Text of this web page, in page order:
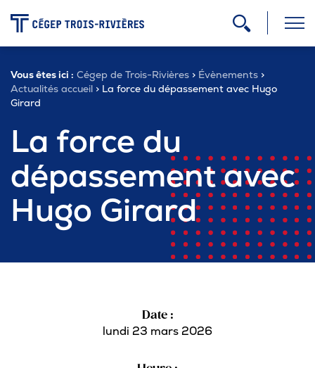
Programmes
Admission
Zone étudiante
Formation continue
Vous êtes ici : Cégep de Trois-Rivières > Évènements >
Actualités accueil > La force du dépassement avec Hugo
Girard
La force du
dépassement avec
Hugo Girard
Date :
lundi 23 mars 2026